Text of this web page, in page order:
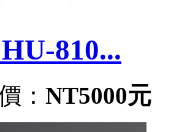
810...
： NT5000元